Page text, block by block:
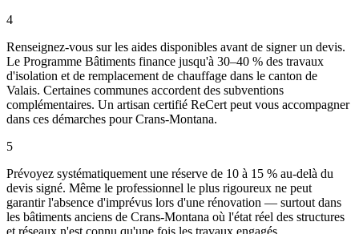
4
Renseignez-vous sur les aides disponibles avant de signer un devis.
Le Programme Bâtiments finance jusqu'à 30–40 % des travaux
d'isolation et de remplacement de chauffage dans le canton de
Valais. Certaines communes accordent des subventions
complémentaires. Un artisan certifié ReCert peut vous accompagner
dans ces démarches pour Crans-Montana.
5
Prévoyez systématiquement une réserve de 10 à 15 % au-delà du
devis signé. Même le professionnel le plus rigoureux ne peut
garantir l'absence d'imprévus lors d'une rénovation — surtout dans
les bâtiments anciens de Crans-Montana où l'état réel des structures
et réseaux n'est connu qu'une fois les travaux engagés.